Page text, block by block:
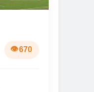
670